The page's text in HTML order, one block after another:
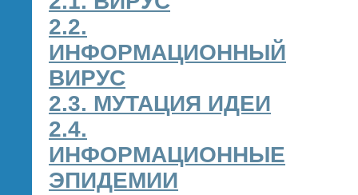
2.2.
ИНФОРМАЦИОННЫЙ
ВИРУС
2.3. МУТАЦИЯ ИДЕИ
2.4.
ИНФОРМАЦИОННЫЕ
ЭПИДЕМИИ